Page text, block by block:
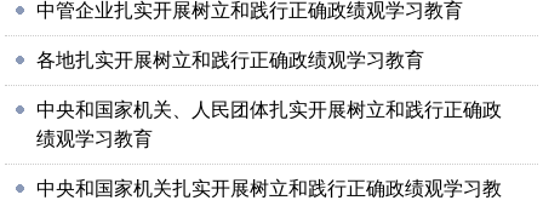
中管企业扎实开展树立和践行正确政绩观学习教育
各地扎实开展树立和践行正确政绩观学习教育
中央和国家机关、人民团体扎实开展树立和践行正确政
绩观学习教育
中央和国家机关扎实开展树立和践行正确政绩观学习教